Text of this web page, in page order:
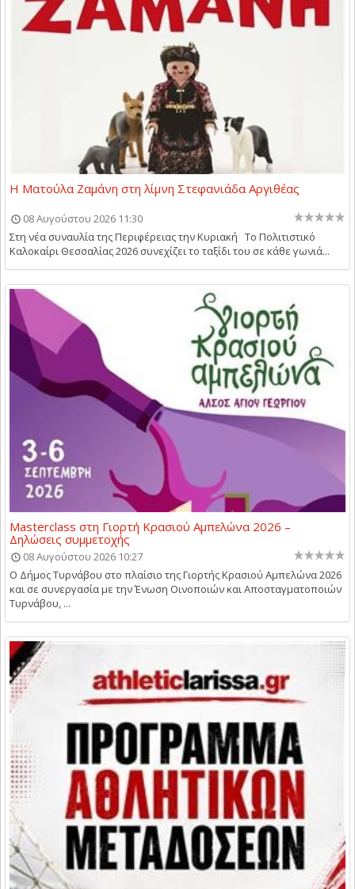
Η Ματούλα Ζαμάνη στη λίμνη Στεφανιάδα Αργιθέας
08 Αυγούστου 2026 11:30
Στη νέα συναυλία της Περιφέρειας την Κυριακή Το Πολιτιστικό
Καλοκαίρι Θεσσαλίας 2026 συνεχίζει το ταξίδι του σε κάθε γωνιά...
Masterclass στη Γιορτή Κρασιού Αμπελώνα 2026 –
Δηλώσεις συμμετοχής
08 Αυγούστου 2026 10:27
Ο Δήμος Τυρνάβου στο πλαίσιο της Γιορτής Κρασιού Αμπελώνα 2026
και σε συνεργασία με την Ένωση Οινοποιών και Αποσταγματοποιών
Τυρνάβου, ...